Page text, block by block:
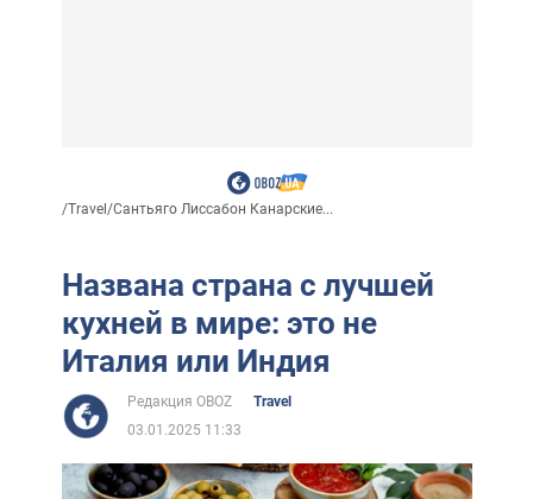
/Travel /Сантьяго Лиссабон Канарские...
Названа страна с лучшей
кухней в мире: это не
Италия или Индия
Редакция OBOZ
Travel
03.01.2025 11:33